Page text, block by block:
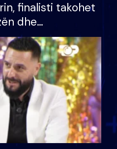
finalisti takohet
dhe
ndonjë letër